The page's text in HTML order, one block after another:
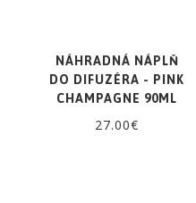
NÁHRADNÁ NÁPLŇ
DO DIFUZÉRA - PINK
CHAMPAGNE 90ML
27.00€